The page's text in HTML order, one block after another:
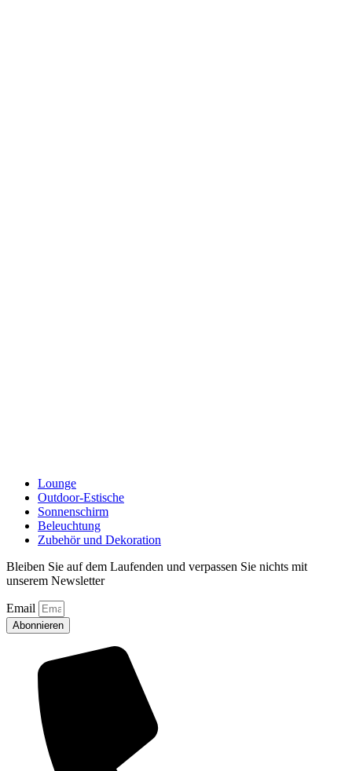
Lounge
Outdoor-Estische
Sonnenschirm
Beleuchtung
Zubehör und Dekoration
Bleiben Sie auf dem Laufenden und verpassen Sie nichts mit
unserem Newsletter
Email
Abonnieren